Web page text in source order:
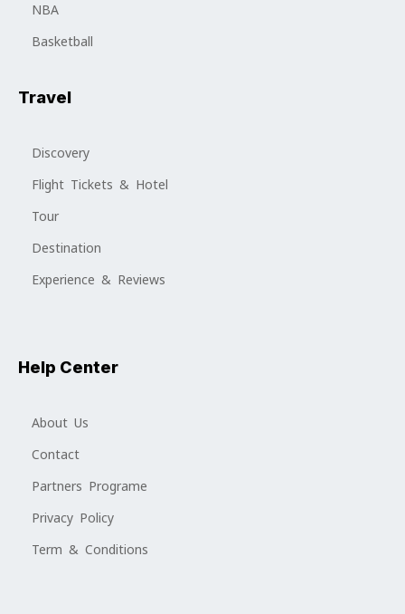
NBA
Basketball
Travel
Discovery
Flight Tickets & Hotel
Tour
Destination
Experience & Reviews
Help Center
About Us
Contact
Partners Programe
Privacy Policy
Term & Conditions